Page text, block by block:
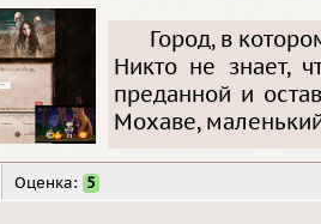
Город, в
Никто не знает,
преданной и
Мохаве,
Оценка: 5